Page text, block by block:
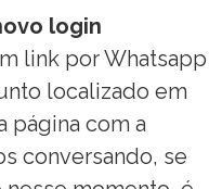
login
link por Whatsapp
localizado em
página com a
conversando, se